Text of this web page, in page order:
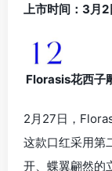
上市时间：3月
Florasis花西子
2月27日，
这款口红采用第
开、蝶翼翩然的